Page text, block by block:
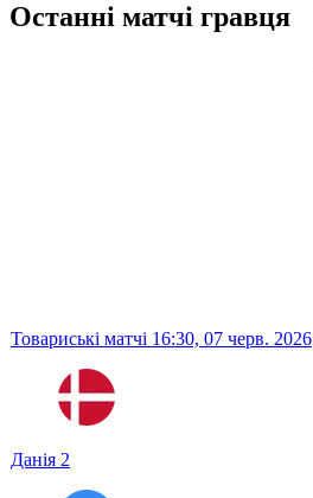
Останні матчі гравця
Товариські матчі 16:30, 07 черв. 2026
Данія 2